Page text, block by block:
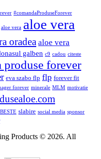
#comandaProduseForever
aloe vera aloe vera
oradea aloe vera
galben c9 cadou citeste
produse forever
eva szabo flp flp forever fit
forever minerale MLM motivatie
slabire social media sponsor
Products © 2026. All